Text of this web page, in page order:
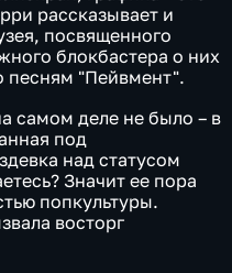
рассказывает и
посвященного
блокбастера о них
песням "Пейвмент".
самом деле не было – в
под
над статусом
Значит ее пора
попкультуры.
восторг